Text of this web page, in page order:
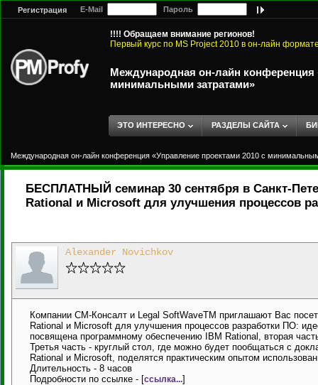
Регистрация E-Mail Пароль
!!!! Обращаем внимание регионов!
Первый курс по MS Project 2010 в он-лайн
Международная он-лайн конференция
минимальными затратами»
ЭТО ИНТЕРЕСНО РАЗДЕЛЫ САЙТА
Международная он-лайн конференция «Управление проектами 2010 с
БЕСПЛАТНЫЙ семинар 30 сентября в Санкт-
Rational и Microsoft для улучшения процессов
Alexander Novichkov
Компании СМ-Консалт и Legal SoftWaveTM приглашают Вас
Rational и Microsoft для улучшения процессов разработки ПО:
посвящена программному обеспечению IBM Rational, вторая
Третья часть - круглый стол, где можно будет пообщаться с
Rational и Microsoft, поделятся практическим опытом
Длительность - 8 часов
Подробности по ссылке - [ссылка...]